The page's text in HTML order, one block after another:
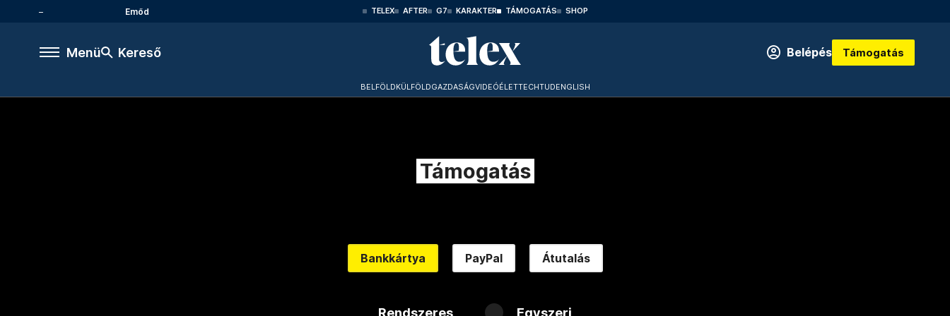
Emőd TELEX AFTER G7 KARAKTER TÁMOGATÁS SHOP
Menü Kereső Belépés Támogatás
BELFÖLDKÜLFÖLDGAZDASÁGVIDEÓÉLETTECHTUDENGLISH
Támogatás
Bankkártya PayPal Átutalás
Rendszeres Egyszeri